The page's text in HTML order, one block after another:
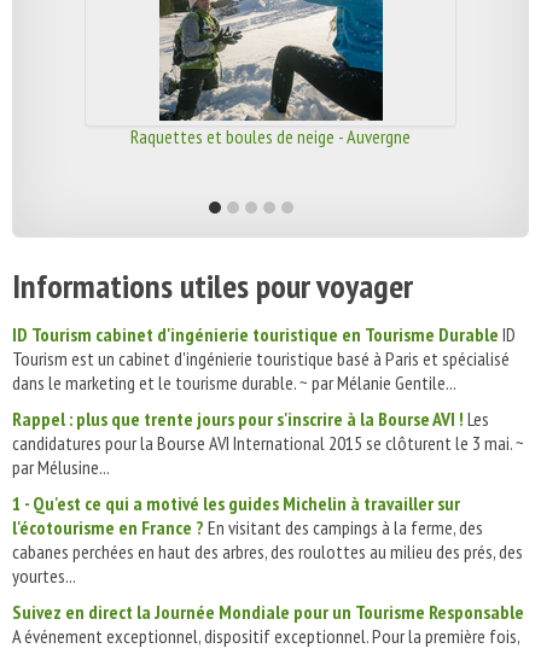
Raquettes et boules de neige - Auvergne
Informations utiles pour voyager
ID Tourism cabinet d'ingénierie touristique en Tourisme Durable ID
Tourism est un cabinet d'ingénierie touristique basé à Paris et spécialisé
dans le marketing et le tourisme durable. ~ par Mélanie Gentile...
Rappel : plus que trente jours pour s'inscrire à la Bourse AVI ! Les
candidatures pour la Bourse AVI International 2015 se clôturent le 3 mai. ~
par Mélusine...
1 - Qu'est ce qui a motivé les guides Michelin à travailler sur
l'écotourisme en France ? En visitant des campings à la ferme, des
cabanes perchées en haut des arbres, des roulottes au milieu des prés, des
yourtes...
Suivez en direct la Journée Mondiale pour un Tourisme Responsable
A événement exceptionnel, dispositif exceptionnel. Pour la première fois,